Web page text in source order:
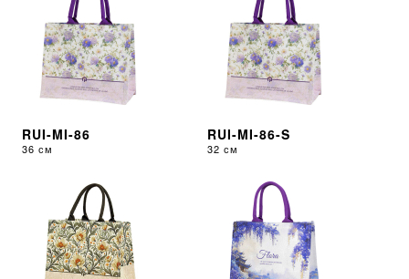
RUI-MI-86
36 см
RUI-MI-86-S
32 см